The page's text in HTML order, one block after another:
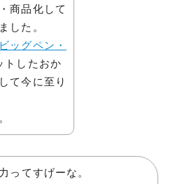
商品化して
した。
ビッグペン・
トしたおか
て今に至り
ってすげーな。